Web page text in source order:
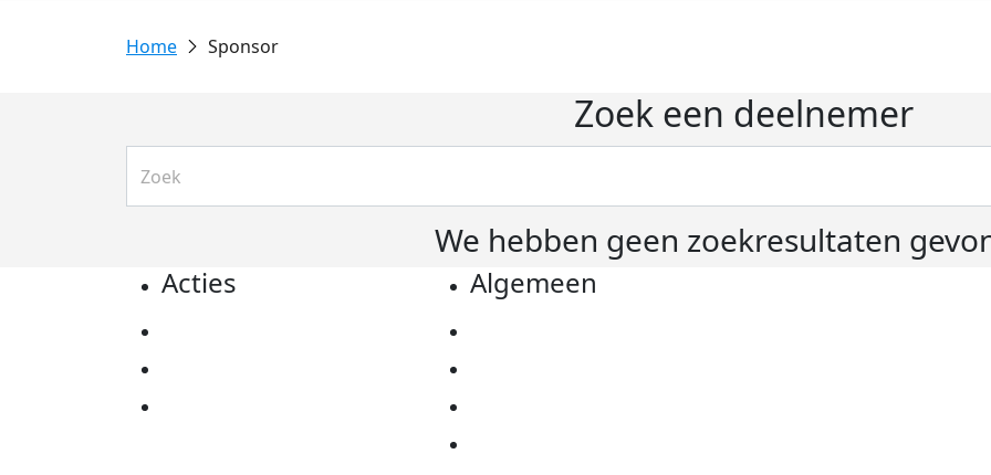
Sponsor
Zoek een deelnemer
We hebben geen zoekresultaten
Acties Algemeen